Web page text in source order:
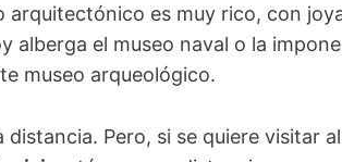
arquitectónico es muy rico, con
alberga el museo naval o la
museo arqueológico.
distancia. Pero, si se quiere visitar